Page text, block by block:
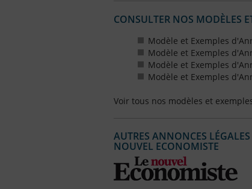
CONSULTER NOS MODÈLES
Modèle et Exemples
Modèle et Exemples
Modèle et Exemples
Modèle et Exemples
Voir tous nos modèles et
AUTRES ANNONCES
NOUVEL ECONOMISTE